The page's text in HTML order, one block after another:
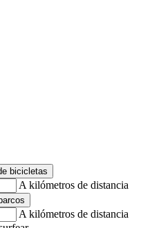
bicicletas
A kilómetros de distancia
A kilómetros de distancia